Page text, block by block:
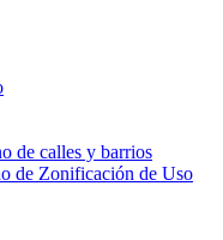
de calles y barrios
de Zonificación de Uso